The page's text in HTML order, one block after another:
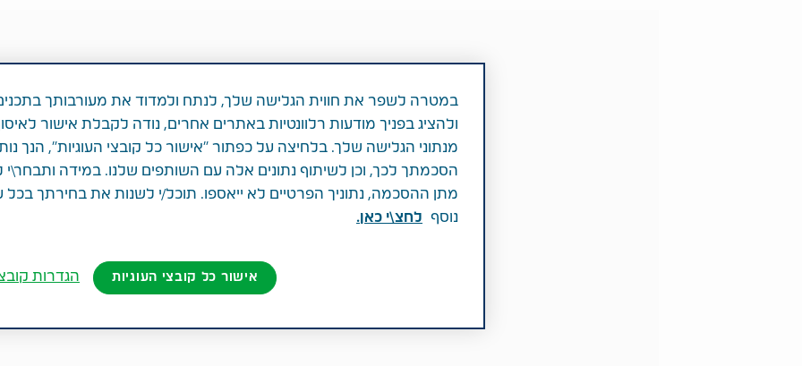
במטרה לשפר את חווית הגלישה שלך, לנתח ולמדוד את מעורבותך
ולהציג בפניך מודעות רלוונטיות באתרים אחרים, נודה לקבלת אישור
מנתוני הגלישה שלך. בלחיצה על כפתור "אישור כל קובצי העוגיות", הנך
הסכמתך לכך, וכן לשיתוף נתונים אלה עם השותפים שלנו. במידה ותבחר\י
מתן ההסכמה, נתוניך הפרטיים לא ייאספו. תוכל/י לשנות את בחירתך
נוסף
לחצ\י כאן.
אישור כל קובצי העוגיות הגדרות